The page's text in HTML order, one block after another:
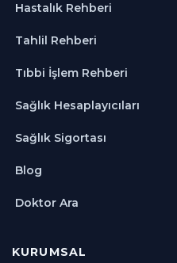
Hastalık Rehberi
Tahlil Rehberi
Tıbbi İşlem Rehberi
Sağlık Hesaplayıcıları
Sağlık Sigortası
Blog
Doktor Ara
KURUMSAL